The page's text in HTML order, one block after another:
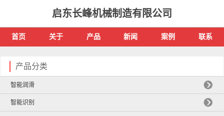
启东长峰机械制造有限公司
首页 关于 产品 新闻 案例 联系
产品分类
智能润滑
智能识别